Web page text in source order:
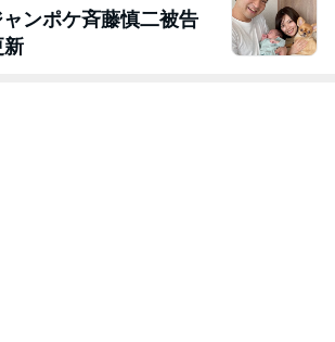
ンポケ斉藤慎二被告
新